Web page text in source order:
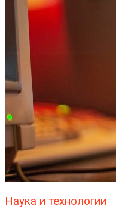
Наука и технологии